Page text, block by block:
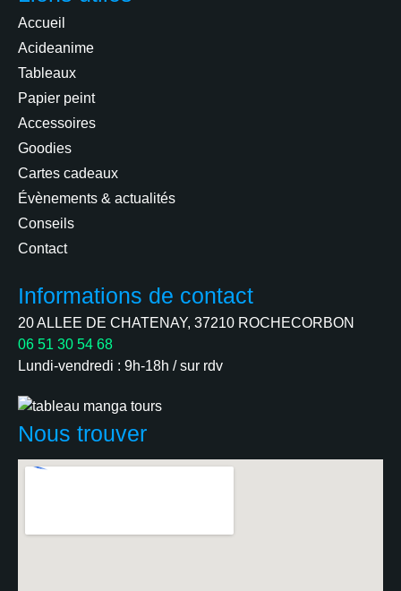
Accueil
Acideanime
Tableaux
Papier peint
Accessoires
Goodies
Cartes cadeaux
Évènements & actualités
Conseils
Contact
Informations de contact
20 ALLEE DE CHATENAY, 37210 ROCHECORBON
06 51 30 54 68
Lundi-vendredi : 9h-18h / sur rdv
Nous trouver